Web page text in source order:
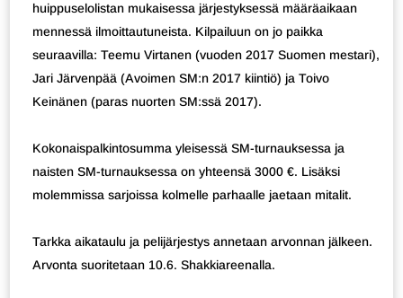
huippuselolistan mukaisessa järjestyksessä määräaikaan
mennessä ilmoittautuneista. Kilpailuun on jo paikka
seuraavilla: Teemu Virtanen (vuoden 2017 Suomen mestari),
Jari Järvenpää (Avoimen SM:n 2017 kiintiö) ja Toivo
Keinänen (paras nuorten SM:ssä 2017).
Kokonaispalkintosumma yleisessä SM-turnauksessa ja
naisten SM-turnauksessa on yhteensä 3000 €. Lisäksi
molemmissa sarjoissa kolmelle parhaalle jaetaan mitalit.
Tarkka aikataulu ja pelijärjestys annetaan arvonnan jälkeen.
Arvonta suoritetaan 10.6. Shakkiareenalla.